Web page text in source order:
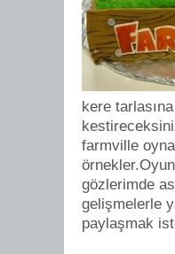
kere
farmville
gözlerimde
gelişmelerle
paylaşmak